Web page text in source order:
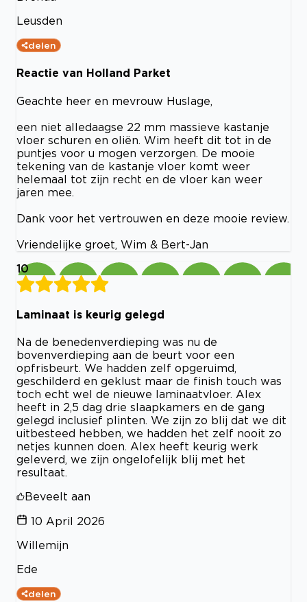
Leusden
delen
Reactie van Holland Parket
Geachte heer en mevrouw Huslage,
een niet alledaagse 22 mm massieve kastanje
vloer schuren en oliën. Wim heeft dit tot in de
puntjes voor u mogen verzorgen. De mooie
tekening van de kastanje vloer komt weer
helemaal tot zijn recht en de vloer kan weer
jaren mee.
Dank voor het vertrouwen en deze mooie review.
Vriendelijke groet, Wim & Bert-Jan
10
Laminaat is keurig gelegd
Na de benedenverdieping was nu de
bovenverdieping aan de beurt voor een
opfrisbeurt. We hadden zelf opgeruimd,
geschilderd en geklust maar de finish touch was
toch echt wel de nieuwe laminaatvloer. Alex
heeft in 2,5 dag drie slaapkamers en de gang
gelegd inclusief plinten. We zijn zo blij dat we dit
uitbesteed hebben, we hadden het zelf nooit zo
netjes kunnen doen. Alex heeft keurig werk
geleverd, we zijn ongelofelijk blij met het
resultaat.
Beveelt aan
10 April 2026
Willemijn
Ede
delen